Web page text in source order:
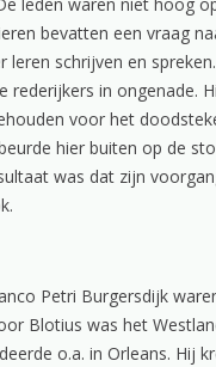
bevatten een vraag
leren schrijven en
rederijkers in ongenade.
voor het
hier buiten op de
was dat zijn
Petri Burgersdijk
Blotius was het
o.a. in Orleans. Hij